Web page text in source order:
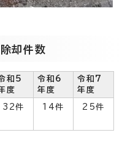
却件数
和5
度
令和6
年度
令和7
年度
32件 14件 25件